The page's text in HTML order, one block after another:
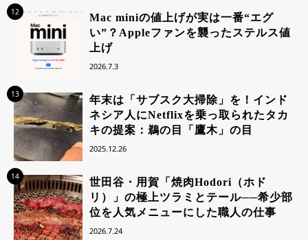
12
Mac miniの値上げが実は一番“エグ
い”？Appleファンを襲ったステルス値
上げ
2026.7.3
13
年末は「サブスク大掃除」を！インド
ネシア人にNetflixを乗っ取られたタカ
キの提案：鵜の目「鷹木」の目
2025.12.26
14
世田谷・用賀「焼肉Hodori（ホド
リ）」の極上ツラミとテール──希少部
位を人気メニューにした職人の仕事
2026.7.24